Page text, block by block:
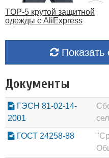
TOP-5 крутой защитной
одежды с AliExpress
Показать
Документы
ГЭСН 81-02-14-
2001
ГОСТ 24258-88